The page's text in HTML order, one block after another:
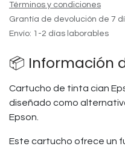
Términos y condiciones
Grantía de devolución de 7
Envío: 1-2 días laborables
📦 Información
Cartucho de tinta cian
diseñado como
Epson.
Este cartucho ofrece un